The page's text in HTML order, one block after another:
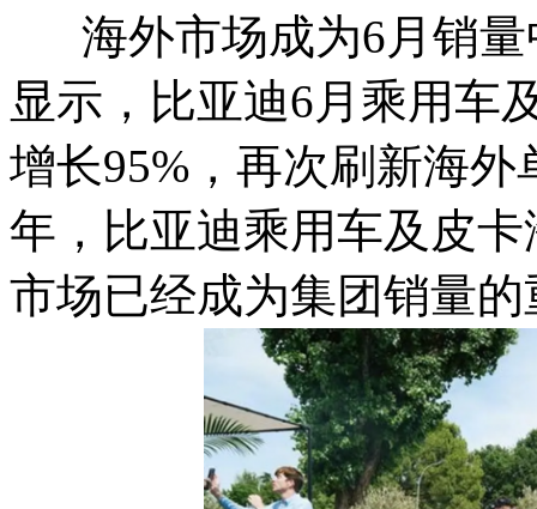
海外市场成为6月销量
显示，比亚迪6月乘用车
增长95%，再次刷新海
年，比亚迪乘用车及皮
市场已经成为集团销量